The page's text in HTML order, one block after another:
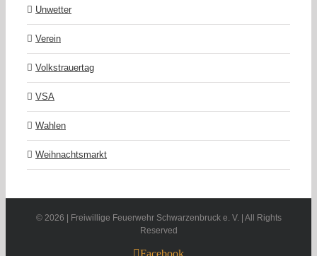
Unwetter
Verein
Volkstrauertag
VSA
Wahlen
Weihnachtsmarkt
© 2026 | Freiwillige Feuerwehr Schwarzenbruck e. V. | All Rights
Reserved